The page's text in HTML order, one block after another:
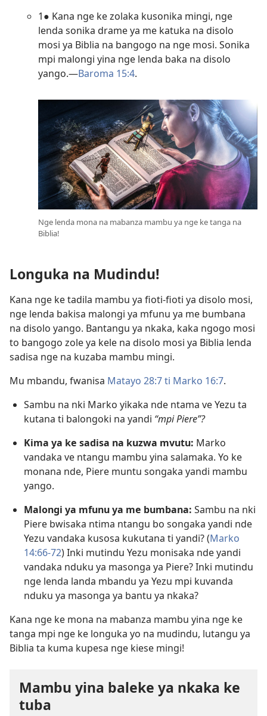
1● Kana nge ke zolaka kusonika mingi, nge
lenda sonika drame ya me katuka na disolo
mosi ya Biblia na bangogo na nge mosi. Sonika
mpi malongi yina nge lenda baka na disolo
yango.—Baroma 15:4.
Nge lenda mona na mabanza mambu ya nge ke tanga na
Biblia!
Longuka na Mudindu!
Kana nge ke tadila mambu ya fioti-fioti ya disolo mosi,
nge lenda bakisa malongi ya mfunu ya me bumbana
na disolo yango. Bantangu ya nkaka, kaka ngogo mosi
to bangogo zole ya kele na disolo mosi ya Biblia lenda
sadisa nge na kuzaba mambu mingi.
Mu mbandu, fwanisa Matayo 28:7 ti Marko 16:7.
Sambu na nki Marko yikaka nde ntama ve Yezu ta
kutana ti balongoki na yandi “mpi Piere”?
Kima ya ke sadisa na kuzwa mvutu: Marko
vandaka ve ntangu mambu yina salamaka. Yo ke
monana nde, Piere muntu songaka yandi mambu
yango.
Malongi ya mfunu ya me bumbana: Sambu na nki
Piere bwisaka ntima ntangu bo songaka yandi nde
Yezu vandaka kusosa kukutana ti yandi? (Marko
14:66-72) Inki mutindu Yezu monisaka nde yandi
vandaka nduku ya masonga ya Piere? Inki mutindu
nge lenda landa mbandu ya Yezu mpi kuvanda
nduku ya masonga ya bantu ya nkaka?
Kana nge ke mona na mabanza mambu yina nge ke
tanga mpi nge ke longuka yo na mudindu, lutangu ya
Biblia ta kuma kupesa nge kiese mingi!
Mambu yina baleke ya nkaka ke
tuba